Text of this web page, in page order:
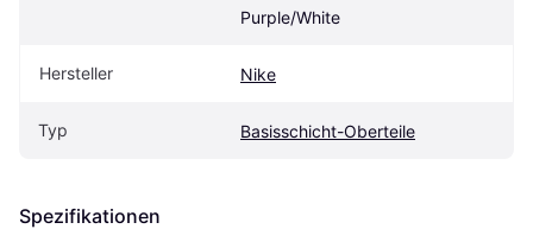
Purple/White
Hersteller Nike
Typ Basisschicht-Oberteile
Spezifikationen